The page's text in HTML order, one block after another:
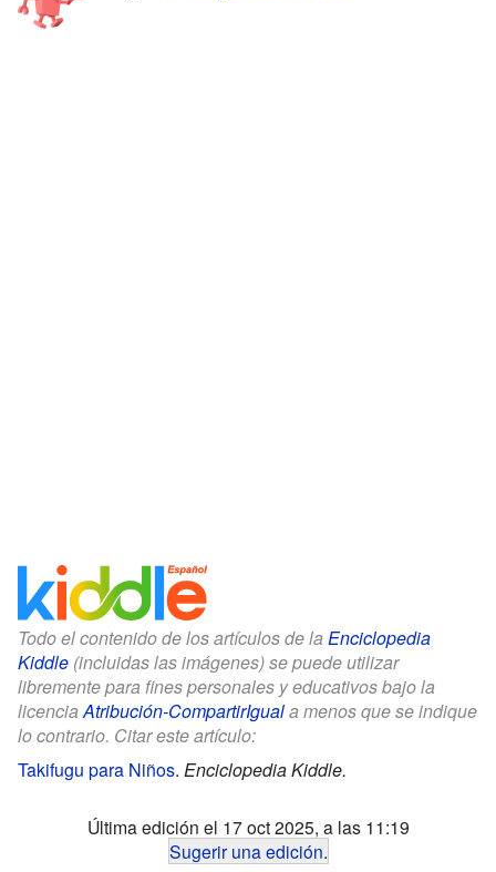
Todo el contenido de los artículos de la Enciclopedia
Kiddle (incluidas las imágenes) se puede utilizar
libremente para fines personales y educativos bajo la
licenciaAtribución-CompartirIguala menos que se indique
lo contrario. Citar este artículo:
Takifugu para Niños. Enciclopedia Kiddle.
Última edición el 17 oct 2025, a las 11:19
Sugerir una edición.